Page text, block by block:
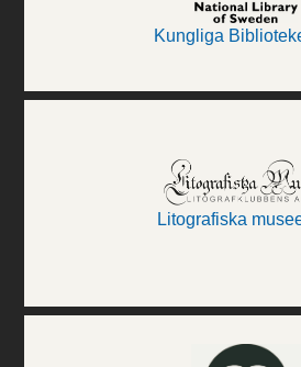
Kungliga
Litografiska